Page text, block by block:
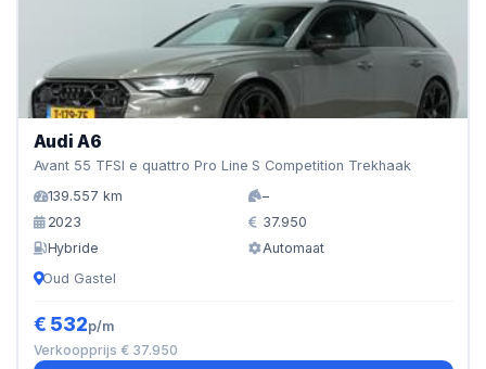
Audi A6
Avant 55 TFSI e quattro Pro Line S Competition Trekhaak
139.557 km
–
2023
37.950
Hybride
Automaat
Oud Gastel
€ 532p/m
Verkoopprijs € 37.950